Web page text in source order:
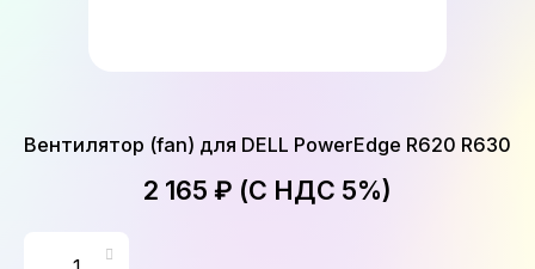
Вентилятор (fan) для DELL PowerEdge R620 R630
2 165 ₽ (С НДС 5%)